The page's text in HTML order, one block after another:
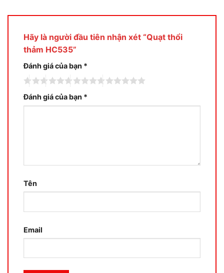
Hãy là người đầu tiên nhận xét “Quạt thổi
thảm HC535”
Đánh giá của bạn *
Đánh giá của bạn *
Tên
Email